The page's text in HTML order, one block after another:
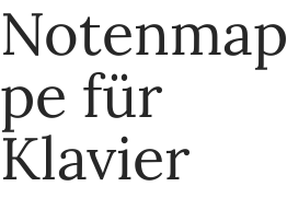
Notenmap
pe für
Klavier